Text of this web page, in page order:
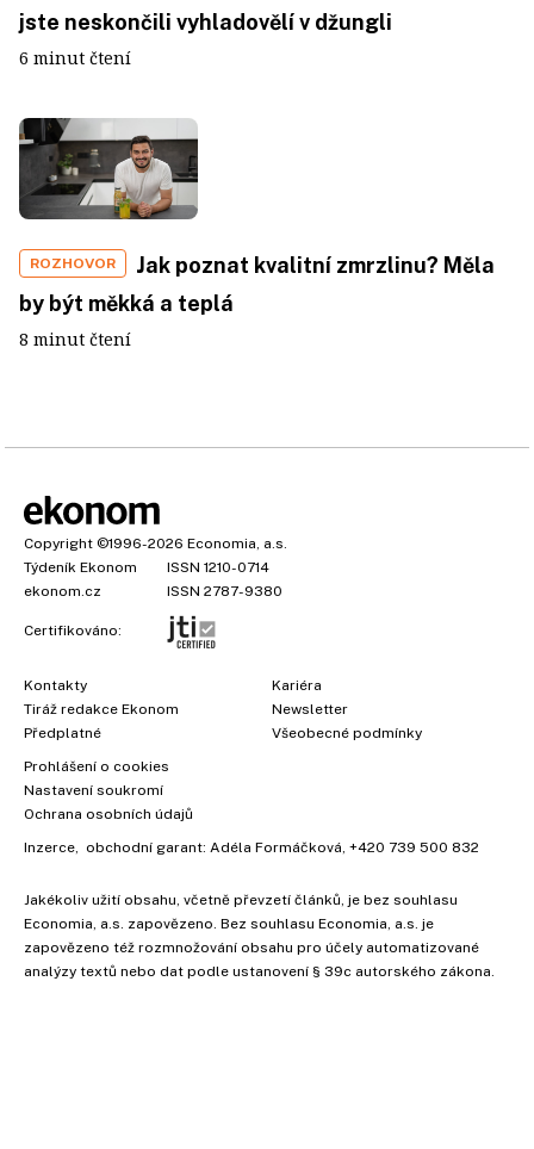
jste neskončili vyhladovělí v džungli
6 minut čtení
ROZHOVOR
Jak poznat kvalitní zmrzlinu? Měla
by být měkká a teplá
8 minut čtení
Copyright ©1996-2026 Economia, a.s.
Týdeník Ekonom
ISSN 1210-0714
ekonom.cz
ISSN 2787-9380
Certifikováno:
Kontakty
Tiráž redakce Ekonom
Předplatné
Kariéra
Newsletter
Všeobecné podmínky
Prohlášení o cookies
Nastavení soukromí
Ochrana osobních údajů
Inzerce , obchodní garant: Adéla Formáčková +420 739 500 832
Jakékoliv užití obsahu, včetně převzetí článků, je bez souhlasu
Economia, a.s. zapovězeno. Bez souhlasu Economia, a.s. je
zapovězeno též rozmnožování obsahu pro účely automatizované
analýzy textů nebo dat podle ustanovení § 39c autorského zákona.